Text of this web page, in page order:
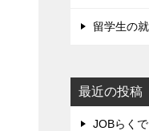
留学生の
最近の投稿
JOBらく